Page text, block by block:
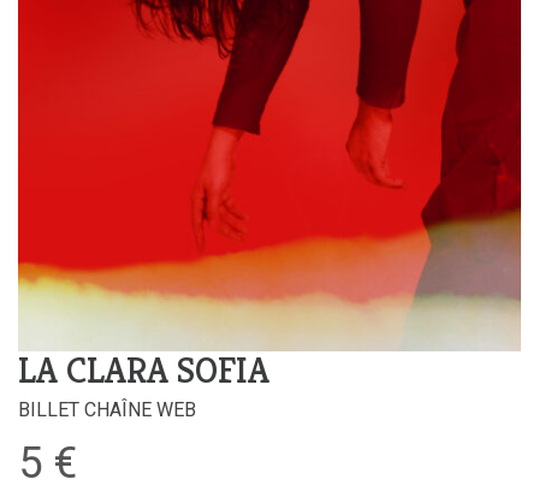
LA CLARA SOFIA
BILLET CHAÎNE WEB
5 €